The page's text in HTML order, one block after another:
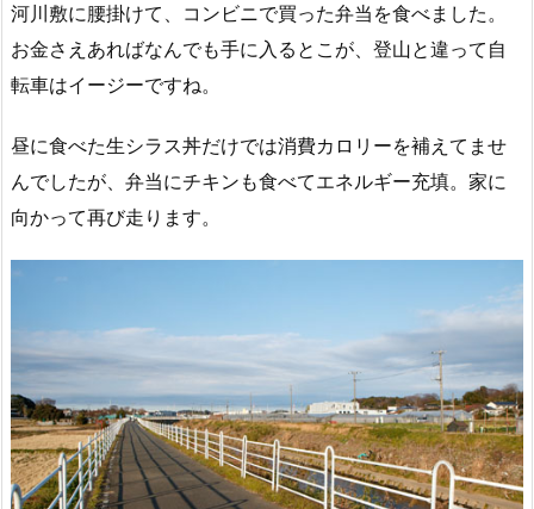
河川敷に腰掛けて、コンビニで買った弁当を食べました。
お金さえあればなんでも手に入るとこが、登山と違って自
転車はイージーですね。
昼に食べた生シラス丼だけでは消費カロリーを補えてませ
んでしたが、弁当にチキンも食べてエネルギー充填。家に
向かって再び走ります。